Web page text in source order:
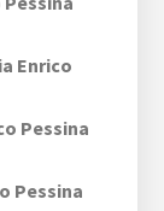
Enrico
Pessina
Pessina